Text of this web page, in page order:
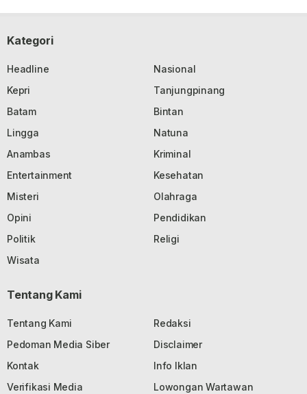
Kategori
Headline
Nasional
Kepri
Tanjungpinang
Batam
Bintan
Lingga
Natuna
Anambas
Kriminal
Entertainment
Kesehatan
Misteri
Olahraga
Opini
Pendidikan
Politik
Religi
Wisata
Tentang Kami
Tentang Kami
Redaksi
Pedoman Media Siber
Disclaimer
Kontak
Info Iklan
Verifikasi Media
Lowongan Wartawan